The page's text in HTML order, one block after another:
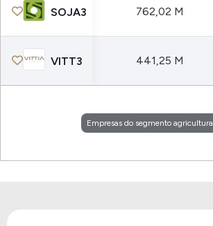
SOJA3 762,02 M
VITT3 441,25 M
Empresas do segmento agricultura